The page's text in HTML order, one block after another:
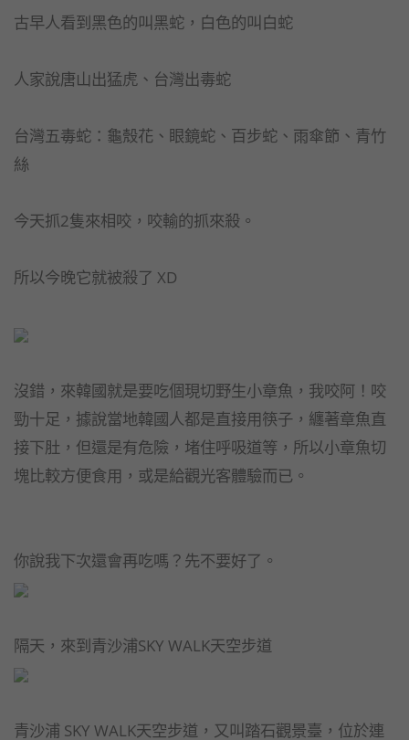
古早人看到黑色的叫黑蛇，白色的叫白蛇
人家說唐山出猛虎、台灣出毒蛇
台灣五毒蛇：龜殼花、眼鏡蛇、百步蛇、雨傘節、青竹
絲
今天抓2隻來相咬，咬輸的抓來殺。
所以今晚它就被殺了 XD
沒錯，來韓國就是要吃個現切野生小章魚，我咬阿！咬
勁十足，據說當地韓國人都是直接用筷子，纏著章魚直
接下肚，但還是有危險，堵住呼吸道等，所以小章魚切
塊比較方便食用，或是給觀光客體驗而已。
你說我下次還會再吃嗎？先不要好了。
隔天，來到青沙浦SKY WALK天空步道
青沙浦 SKY WALK天空步道，又叫踏石觀景臺，位於連